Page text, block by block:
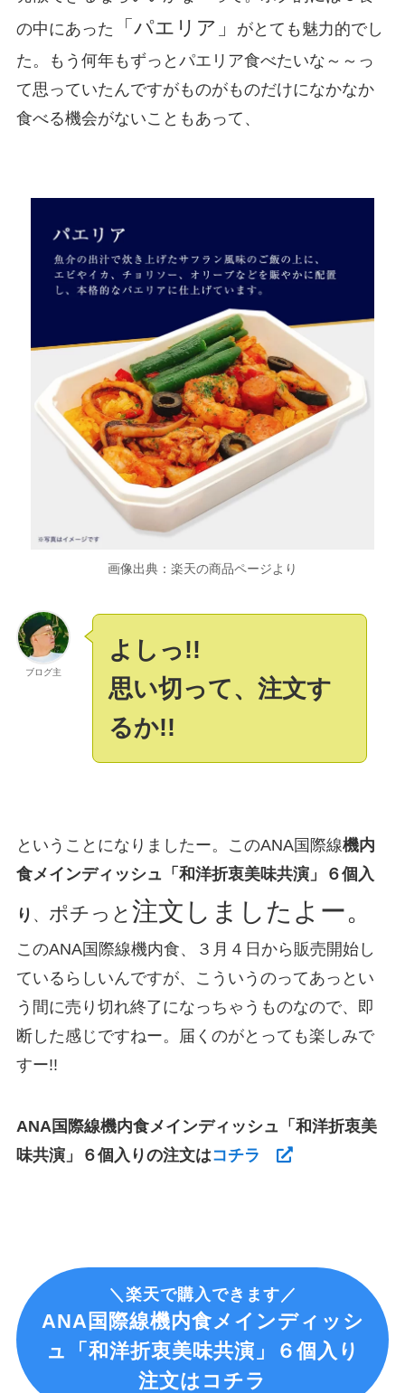
の中にあった
「パエリア」
がとても魅力的でし
た。もう何年もずっとパエリア食べたいな～～っ
て思っていたんですがものがものだけになかなか
食べる機会がないこともあって、
画像出典：楽天の商品ページより
ブログ主
よしっ!!
思い切って、注文す
るか!!
ということになりましたー。このANA国際線機内
食メインディッシュ「和洋折衷美味共演」６個入
り 、 ポチっと 注文しましたよー。
このANA国際線機内食、３月４日から販売開始し
ているらしいんですが、こういうのってあっとい
う間に売り切れ終了になっちゃうものなので、即
断した感じですねー。届くのがとっても楽しみで
すー!!
ANA国際線機内食メインディッシュ「和洋折衷美
味共演」６個入りの注文はコチラ
＼楽天で購入できます／
ANA国際線機内食メインディッシ
ュ「和洋折衷美味共演」６個入り
注文はコチラ